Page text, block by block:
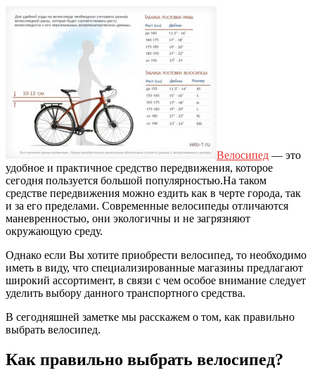
Велосипед — это
удобное и практичное средство передвижения, которое
сегодня пользуется большой популярностью.На таком
средстве передвижения можно ездить как в черте города, так
и за его пределами. Современные велосипеды отличаются
маневренностью, они экологичны и не загрязняют
окружающую среду.
Однако если Вы хотите приобрести велосипед, то необходимо
иметь в виду, что специализированные магазины предлагают
широкий ассортимент, в связи с чем особое внимание следует
уделить выбору данного транспортного средства.
В сегодняшней заметке мы расскажем о том, как правильно
выбрать велосипед.
Как правильно выбрать велосипед?